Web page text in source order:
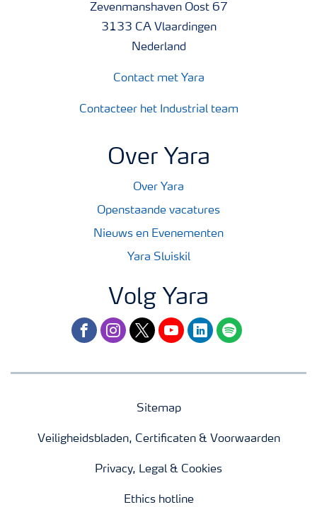
Zevenmanshaven Oost 67
3133 CA Vlaardingen
Nederland
Contact met Yara
Contacteer het Industrial team
Over Yara
Over Yara
Openstaande vacatures
Nieuws en Evenementen
Yara Sluiskil
Volg Yara
facebookinstagram
twitteryoutubelinkedinspotify
Sitemap
Veiligheidsbladen, Certificaten & Voorwaarden
Privacy, Legal & Cookies
Ethics hotline